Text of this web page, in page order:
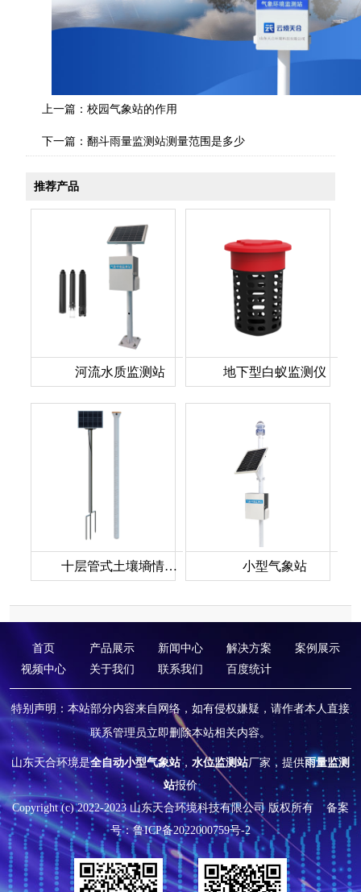
上一篇： 校园气象站的作用
下一篇： 翻斗雨量监测站测量范围是多少
推荐产品
河流水质监测站 地下型白蚁监测仪
十层管式土壤墒情监测站 小型气象站
首页 产品展示 新闻中心 解决方案
案例展示
视频中心
关于我们 联系我们 百度统计
特别声明：本站部分内容来自网络，如有侵权嫌疑，请作者本人直接
联系管理员立即删除本站相关内容。
山东天合环境是全自动小型气象站， 水位监测站厂家，提供雨量监测
站报价
Copyright (c) 2022-2023 山东天合环境科技有限公司 版权所有备案
号：鲁ICP备2022000759号-2